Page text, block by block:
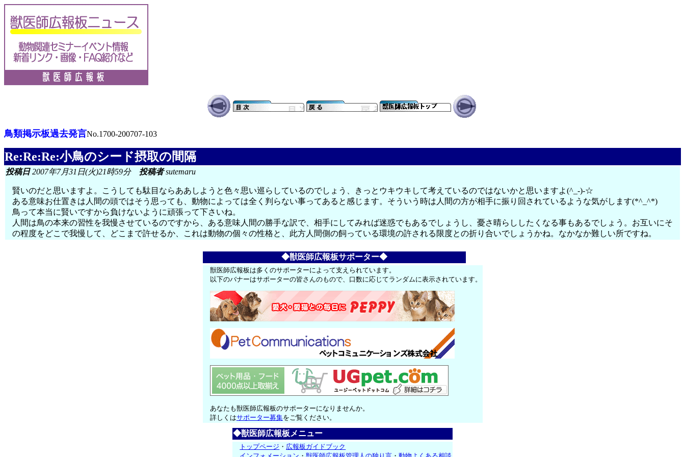
鳥類掲示板過去発言No.1700-200707-103
Re:Re:Re:小鳥のシード摂取の間隔
投稿日2007年7月31日(火)21時59分 投稿者sutemaru
賢いのだと思いますよ。こうしても駄目ならああしようと色々思い巡らしているのでしょう、きっとウキウキして考えているのではないかと思いますよ(^_-)-☆
ある意味お仕置きは人間の頭ではそう思っても、動物によっては全く判らない事ってあると感じます。そういう時は人間の方が相手に振り回されているような気がします(*^_^*)
鳥って本当に賢いですから負けないように頑張って下さいね。
人間は鳥の本来の習性を我慢させているのですから、ある意味人間の勝手な訳で、相手にしてみれば迷惑でもあるでしょうし、憂さ晴らししたくなる事もあるでしょう。お互いにそ
の程度をどこで我慢して、どこまで許せるか、これは動物の個々の性格と、此方人間側の飼っている環境の許される限度との折り合いでしょうかね。なかなか難しい所ですね。
◆獣医師広報板サポーター◆
獣医師広報板は多くのサポーターによって支えられています。
以下のバナーはサポーターの皆さんのもので、口数に応じてランダムに表示されています。
あなたも獣医師広報板のサポーターになりませんか。
詳しくはサポーター募集をご覧ください。
◆獣医師広報板メニュー
トップページ ・ 広報板ガイドブック